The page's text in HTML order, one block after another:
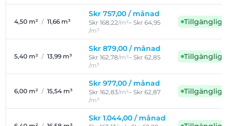
4,50 m² / 11,66 m³
Skr 757,00 / månad
Skr 168,22/m²– Skr 64,95
/m³
Tillgänglig
5,40 m² / 13,99 m³
Skr 879,00 / månad
Skr 162,78/m²– Skr 62,85
/m³
Tillgänglig
6,00 m² / 15,54 m³
Skr 977,00 / månad
Skr 162,83/m²– Skr 62,87
/m³
Tillgänglig
Skr 1.044,00 / månad